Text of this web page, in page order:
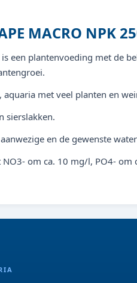
MACRO NPK
is een plantenvoeding met
met veel planten en
sierslakken.
en de gewenste
om ca. 10 mg/l, PO4- om